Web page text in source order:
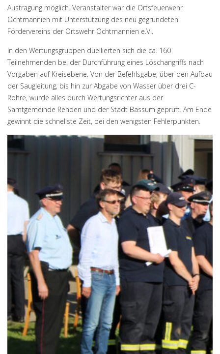
Austragung möglich. Veranstalter war die Ortsfeuerwehr
Ochtmannien mit Unterstützung des neu gegründeten
Fördervereins der Ortswehr Ochtmannien e.V..
In den Wertungsgruppen duellierten sich die ca. 160
Teilnehmenden bei der Durchführung eines Löschangriffs nach
Vorgaben auf Kreisebene. Von der Befehlsgabe, über den Aufbau
der Saugleitung, bis hin zur Abgabe von Wasser über drei C-
Rohre, wurde alles durch Wertungsrichter aus der
Samtgemeinde Rehden und der Stadt Bassum geprüft. Am Ende
gewinnt die schnellste Zeit, bei den wenigsten Fehlerpunkten.